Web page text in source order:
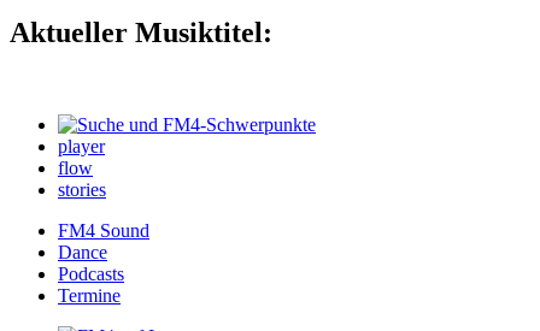
AktuellerMusiktitel:
player
flow
stories
FM4Sound
Dance
Podcasts
Termine